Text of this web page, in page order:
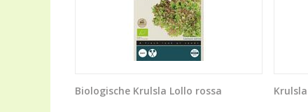
Biologische Krulsla Lollo rossa